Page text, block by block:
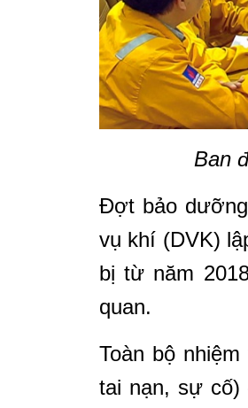
Ban
Đợt bảo
vụ khí (DVK)
bị từ năm
quan.
Toàn bộ
tai nạn, sự cố)